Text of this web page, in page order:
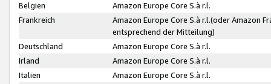
Belgien
Amazon Europe Core S.à r.l.
Frankreich
Amazon Europe Core S.à r.l.(oder Amazon
entsprechend der Mitteilung)
Deutschland
Amazon Europe Core S.à r.l.
Irland
Amazon Europe Core S.à r.l.
Italien
Amazon Europe Core S.à r.l.